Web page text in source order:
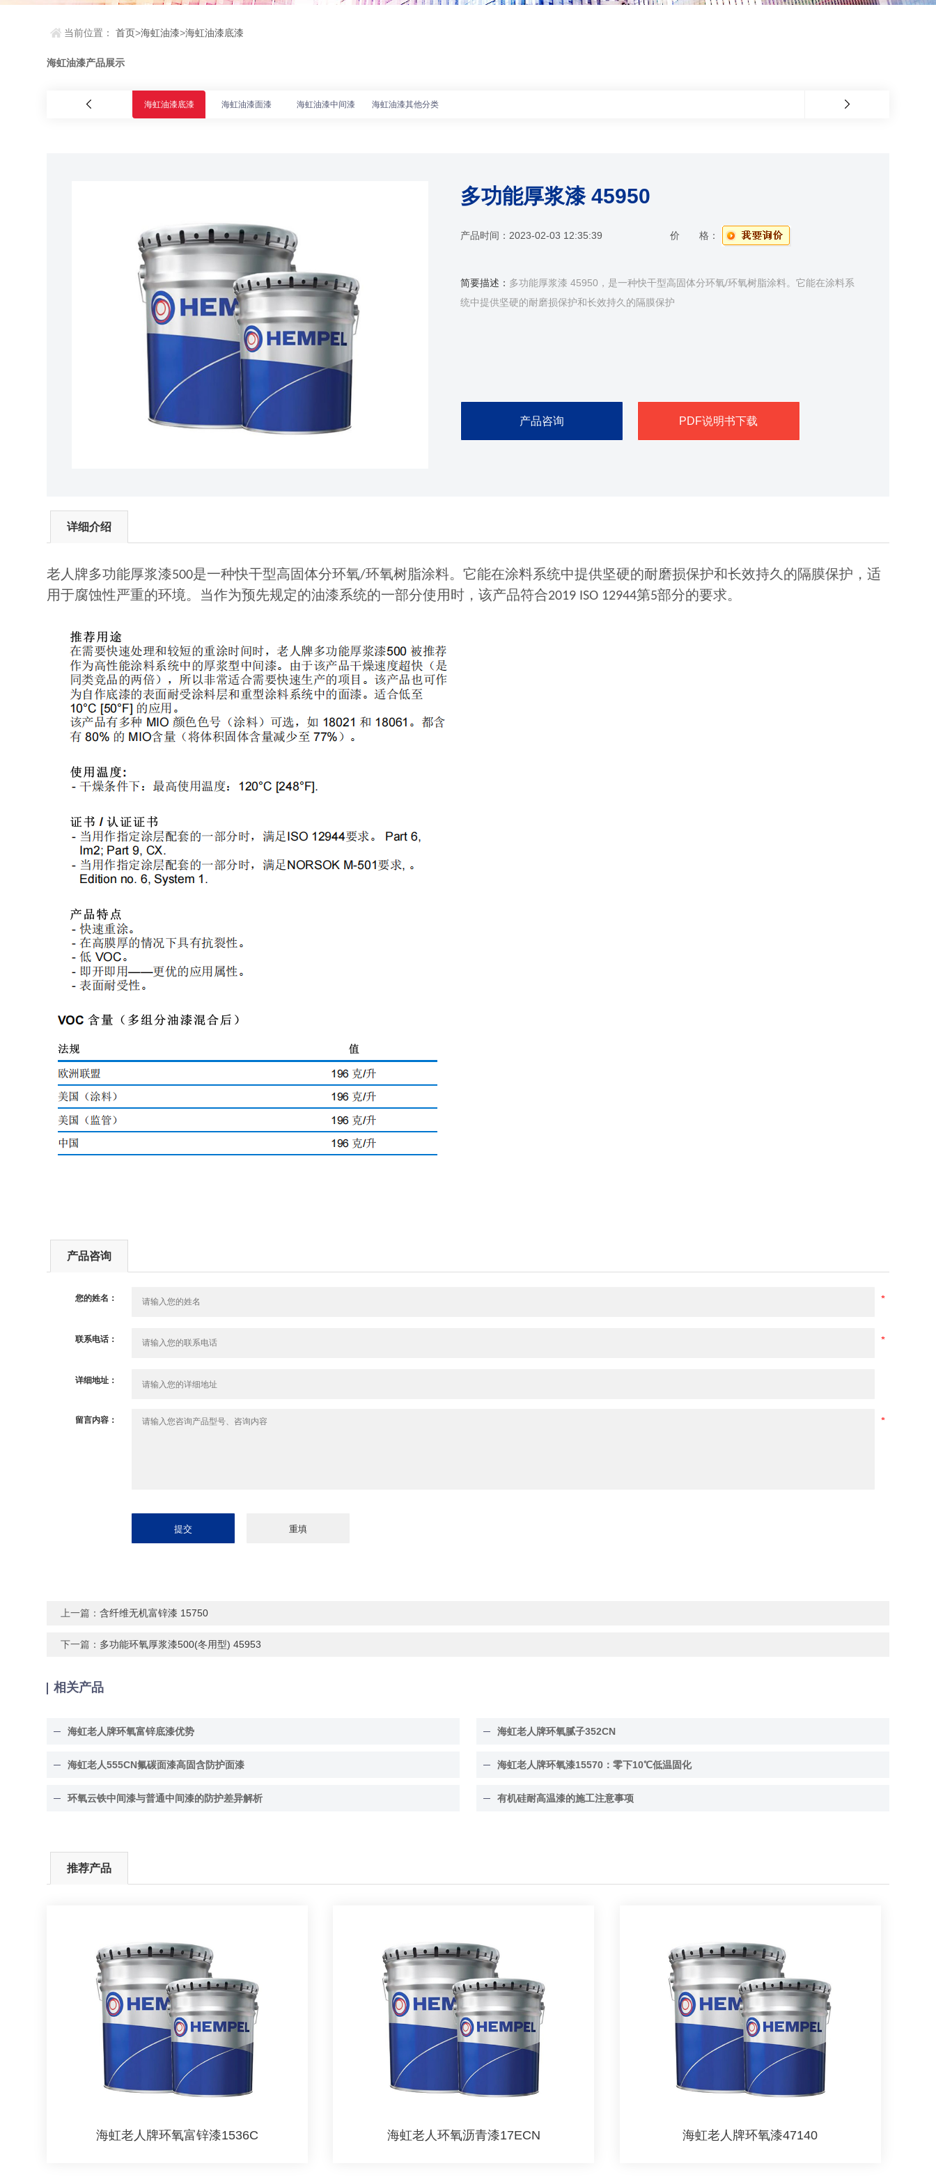
当前位置：首页>海虹油漆>海虹油漆底漆
海虹油漆产品展示
海虹油漆底漆 海虹油漆面漆 海虹油漆中间漆 海虹油漆其他分类
多功能厚浆漆 45950
产品时间： 2023-02-03 12:35:39 价 格：
简要描述： 多功能厚浆漆 45950，是一种快干型高固体分环氧/环氧树脂涂料。它能在涂料系
统中提供坚硬的耐磨损保护和长效持久的隔膜保护
产品咨询 PDF说明书下载
详细介绍
老人牌多功能厚浆漆500是一种快干型高固体分环氧/环氧树脂涂料。它能在涂料系统中提供坚硬的耐磨损保护和长效持久的隔膜保护，适
用于腐蚀性严重的环境。当作为预先规定的油漆系统的一部分使用时，该产品符合2019 ISO 12944第5部分的要求。
产品咨询
您的姓名：
联系电话：
详细地址：
留言内容：
上一篇：含纤维无机富锌漆 15750
下一篇： 多功能环氧厚浆漆500(冬用型) 45953
相关产品
海虹老人牌环氧富锌底漆优势 海虹老人牌环氧腻子352CN
海虹老人555CN氟碳面漆高固含防护面漆 海虹老人牌环氧漆15570：零下10℃低温固化
环氧云铁中间漆与普通中间漆的防护差异解析 有机硅耐高温漆的施工注意事项
推荐产品
海虹老人牌环氧富锌漆1536C 海虹老人环氧沥青漆17ECN 海虹老人牌环氧漆47140